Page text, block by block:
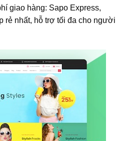
giao hàng: Sapo Express,
rẻ nhất, hỗ trợ tối đa cho người